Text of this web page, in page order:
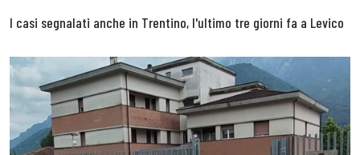
I casi segnalati anche in Trentino, l'ultimo tre giorni fa a Levico